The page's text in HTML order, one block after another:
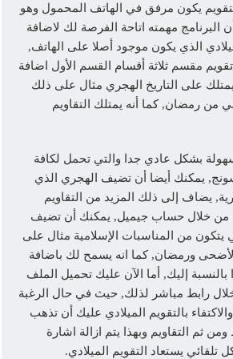
يكون مرفق في الهاتف المحمول وهو
أن البرنامج مهمته اتاحة الفرصة لك لاضافة
الذي يكون موجود أصلا على الهاتف,
مقسم ثلاثة أقسام القسم الأول اضافة
على التاريخ الهجري مثال على ذلك
من رمضان, كما أنه يمتلك التقاويم
سهولة بشكل عادي جدا والتي تحمل لكافة
يمكنك أيضا أن تضيف الهجري الذي
يضاف إلى ذلك المزيد من التقاويم
من خلال حساب جيميل, يمكنك أن تضيف
يتكون من المناسبات الإسلامية مثال على
ورمضان, كما انه يسمح لك باضافة
إليك, أما الآن عليك تحميل الملف
رابط مباشر لذلك, حيث في حال الرغبة
بالتقويم الميلادي عليك أن تذهب
ثم التقاويم وبهذا يتم ازالة اشارة
تلقائي يستعاد التقويم الميلادي.